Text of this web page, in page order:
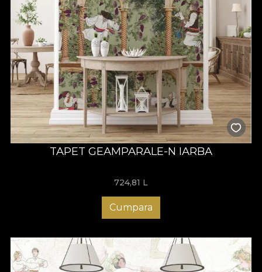
TAPET GEAMPARALE-N IARBA
724,81 L
Cumpara